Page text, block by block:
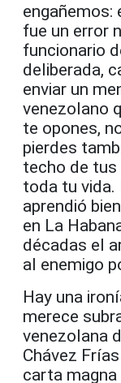
engañemos:
fue un error
funcionario
deliberada,
enviar un
venezolano
te opones,
pierdes
techo de
toda tu
aprendió
en La
décadas el
al enemigo
Hay una
merece
venezolana
Chávez
carta